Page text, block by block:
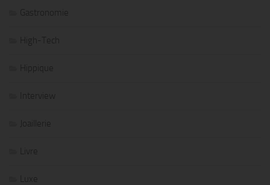
Gastronomie
High-Tech
Hippique
Interview
Joaillerie
Livre
Luxe